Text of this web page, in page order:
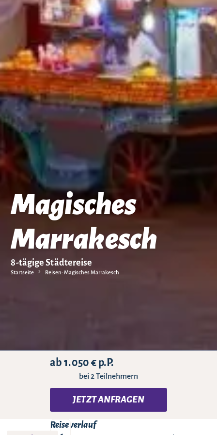
Magisches
Marrakesch
8-tägige Städtereise
Startseite Reisen: Magisches Marrakesch
ab 1.050 € p.P.
bei 2 Teilnehmern
JETZT ANFRAGEN
Reiseverlauf